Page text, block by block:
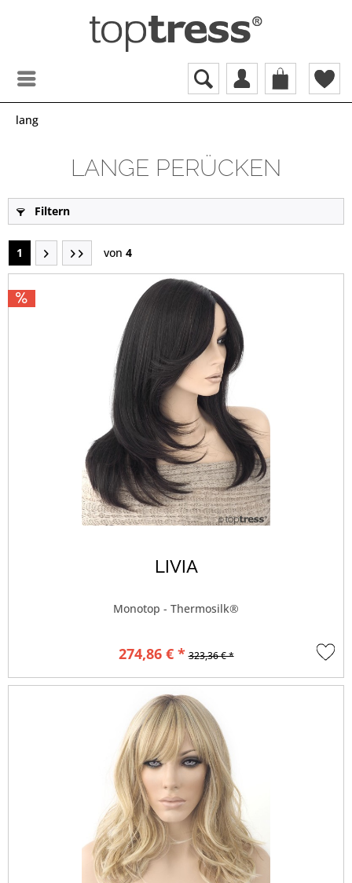
lang
LANGE PERÜCKEN
Filtern
1 von 4
LIVIA
Monotop - Thermosilk®
274,86 € * 323,36 € *